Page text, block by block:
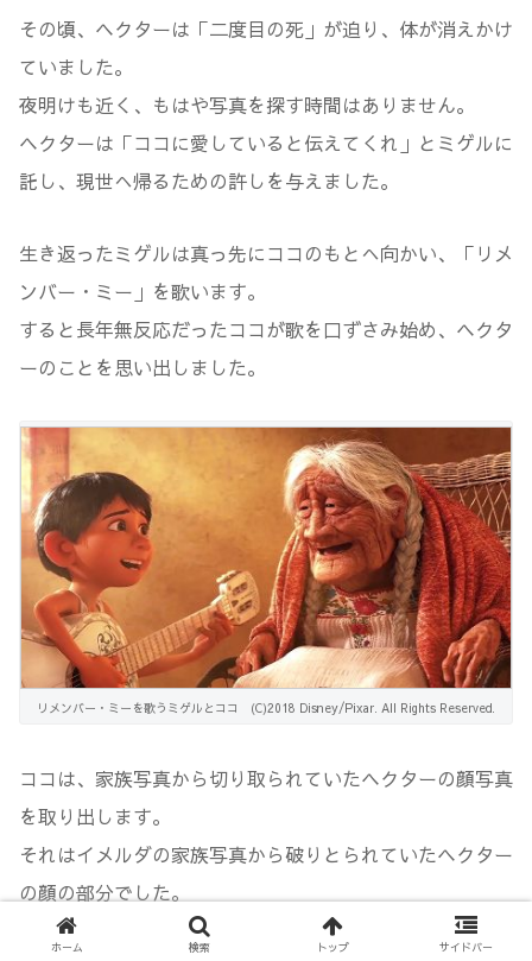
その頃、ヘクターは「二度目の死」が迫り、体が消えかけ
ていました。
夜明けも近く、もはや写真を探す時間はありません。
ヘクターは「ココに愛していると伝えてくれ」とミゲルに
託し、現世へ帰るための許しを与えました。
生き返ったミゲルは真っ先にココのもとへ向かい、「リメ
ンバー・ミー」を歌います。
すると長年無反応だったココが歌を口ずさみ始め、ヘクタ
ーのことを思い出しました。
リメンバー・ミーを歌うミゲルとココ (C)2018 Disney/Pixar. All Rights Reserved.
ココは、家族写真から切り取られていたヘクターの顔写真
を取り出します。
それはイメルダの家族写真から破りとられていたヘクター
の顔の部分でした。
ホーム 検索 トップ サイドバー